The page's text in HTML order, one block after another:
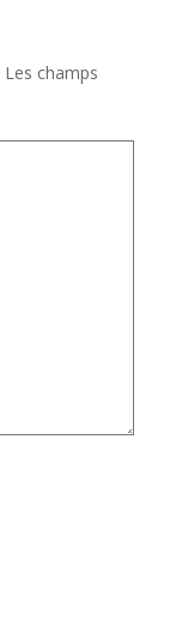
Les champs